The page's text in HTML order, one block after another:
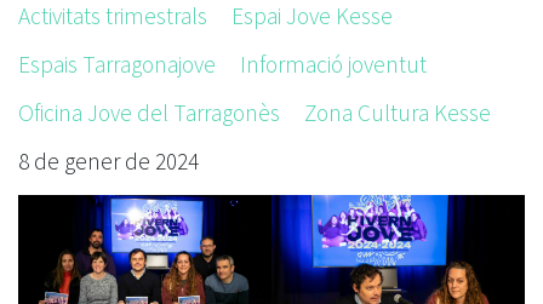
Activitats trimestrals
Espai Jove Kesse
Espais Tarragonajove
Informació joventut
Oficina Jove del Tarragonès
Zona Cultura Kesse
8 de gener de 2024